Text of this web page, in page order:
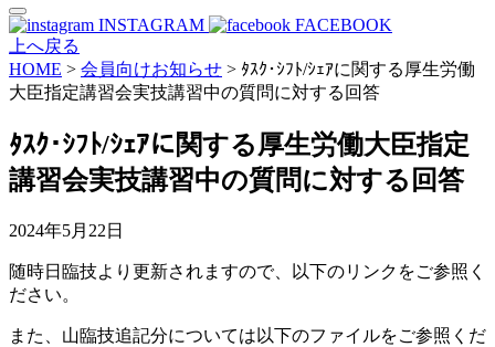
INSTAGRAM
FACEBOOK
上へ戻る
HOME > 会員向けお知らせ > ﾀｽｸ･ｼﾌﾄ/ｼｪｱに関する厚生労働
大臣指定講習会実技講習中の質問に対する回答
ﾀｽｸ･ｼﾌﾄ/ｼｪｱに関する厚生労働大臣指定
講習会実技講習中の質問に対する回答
2024年5月22日
随時日臨技より更新されますので、以下のリンクをご参照く
ださい。
また、山臨技追記分については以下のファイルをご参照くだ